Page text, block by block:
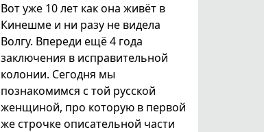
Вот уже 10 лет как она живёт в
Кинешме и ни разу не видела
Волгу. Впереди ещё 4 года
заключения в исправительной
колонии. Сегодня мы
познакомимся с той русской
женщиной, про которую в первой
же строчке описательной части